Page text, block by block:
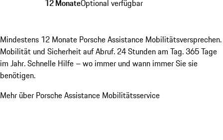
12 MonateOptional verfügbar
Mindestens 12 Monate Porsche Assistance Mobilitätsversprechen.
Mobilität und Sicherheit auf Abruf. 24 Stunden am Tag. 365 Tage
im Jahr. Schnelle Hilfe – wo immer und wann immer Sie sie
benötigen.
Mehr über Porsche Assistance Mobilitätsservice